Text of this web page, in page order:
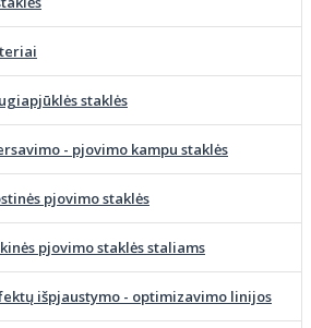
staklės
- pjovimo kampu staklės
pjovimo staklės
pjovimo staklės staliams
išpjaustymo - optimizavimo linijos